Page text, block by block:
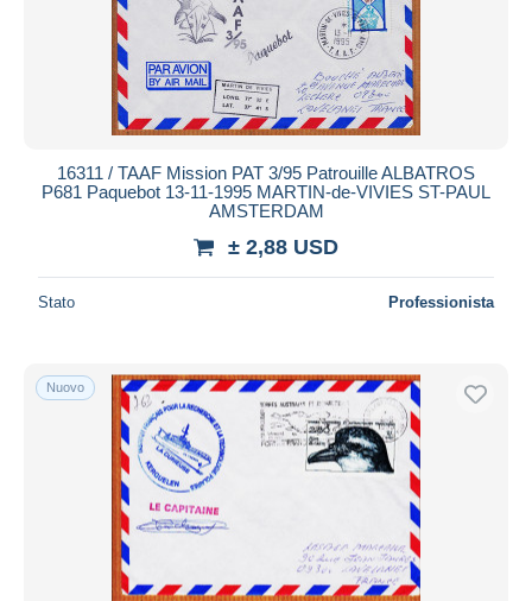
16311 / TAAF Mission PAT 3/95 Patrouille ALBATROS
P681 Paquebot 13-11-1995 MARTIN-de-VIVIES ST-PAUL
AMSTERDAM
± 2,88 USD
Stato Professionista
Nuovo